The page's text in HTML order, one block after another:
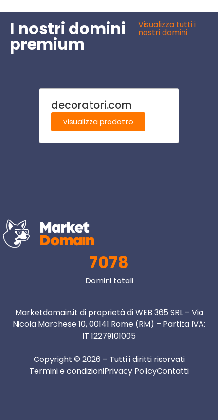
I nostri domini
premium
Visualizza tutti i
nostri domini
decoratori.com
Visualizza prodotto
7078
Domini totali
Marketdomain.it di proprietà di WEB 365 SRL – Via
Nicola Marchese 10, 00141 Rome (RM) – Partita IVA:
IT 12279101005
Copyright © 2026 – Tutti i diritti riservati
Termini e condizioniPrivacy PolicyContatti